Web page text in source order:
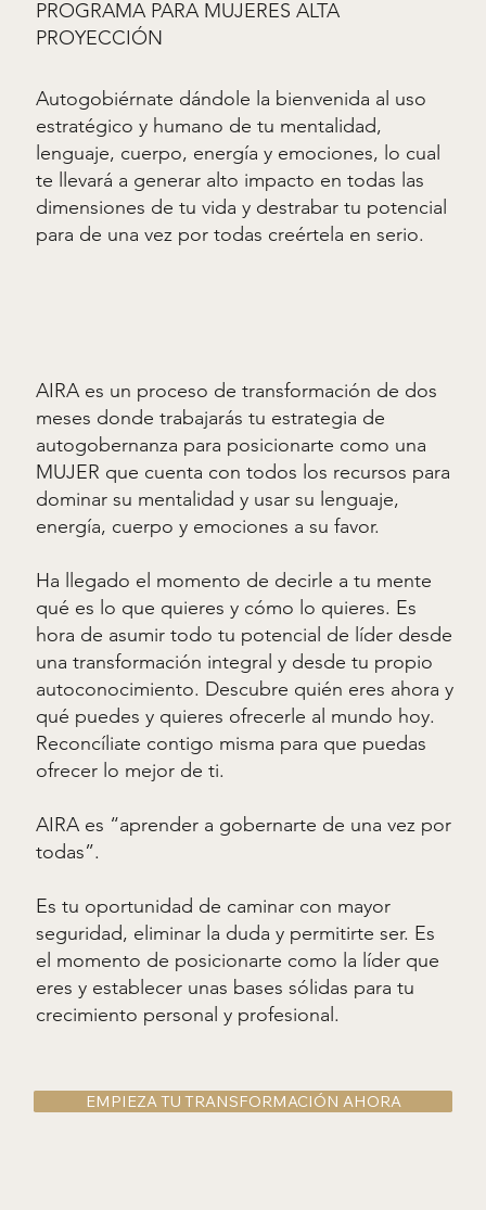
PROGRAMA PARA MUJERES ALTA
PROYECCIÓN
Autogobiérnate dándole la bienvenida al uso
estratégico y humano de tu mentalidad,
lenguaje, cuerpo, energía y emociones, lo cual
te llevará a generar alto impacto en todas las
dimensiones de tu vida y destrabar tu potencial
para de una vez por todas creértela en serio.
AIRA es un proceso de transformación de dos
meses donde trabajarás tu estrategia de
autogobernanza para posicionarte como una
MUJER que cuenta con todos los recursos para
dominar su mentalidad y usar su lenguaje,
energía, cuerpo y emociones a su favor.
Ha llegado el momento de decirle a tu mente
qué es lo que quieres y cómo lo quieres. Es
hora de asumir todo tu potencial de líder desde
una transformación integral y desde tu propio
autoconocimiento. Descubre quién eres ahora y
qué puedes y quieres ofrecerle al mundo hoy.
Reconcíliate contigo misma para que puedas
ofrecer lo mejor de ti.
AIRA es “aprender a gobernarte de una vez por
todas”.
Es tu oportunidad de caminar con mayor
seguridad, eliminar la duda y permitirte ser. Es
el momento de posicionarte como la líder que
eres y establecer unas bases sólidas para tu
crecimiento personal y profesional.
EMPIEZA TU TRANSFORMACIÓN AHORA